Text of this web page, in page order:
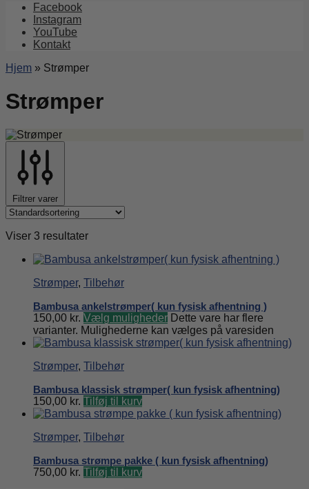
Facebook
Instagram
YouTube
Kontakt
Hjem » Strømper
Strømper
Filtrer varer
Viser 3 resultater
Strømper, Tilbehør
Bambusa ankelstrømper( kun fysisk afhentning )
150,00 kr. Vælg muligheder Dette vare har flere
varianter. Mulighederne kan vælges på varesiden
Strømper, Tilbehør
Bambusa klassisk strømper( kun fysisk afhentning)
150,00 kr. Tilføj til kurv
Strømper, Tilbehør
Bambusa strømpe pakke ( kun fysisk afhentning)
750,00 kr. Tilføj til kurv